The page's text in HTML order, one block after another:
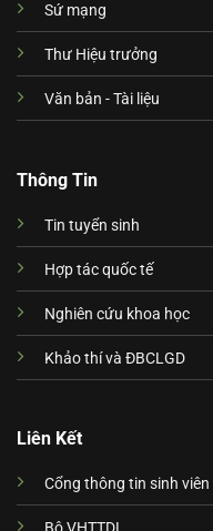
Sứ mạng
Thư Hiệu trưởng
Văn bản - Tài liệu
Thông Tin
Tin tuyển sinh
Hợp tác quốc tế
Nghiên cứu khoa học
Khảo thí và ĐBCLGD
Liên Kết
Cổng thông tin sinh viên